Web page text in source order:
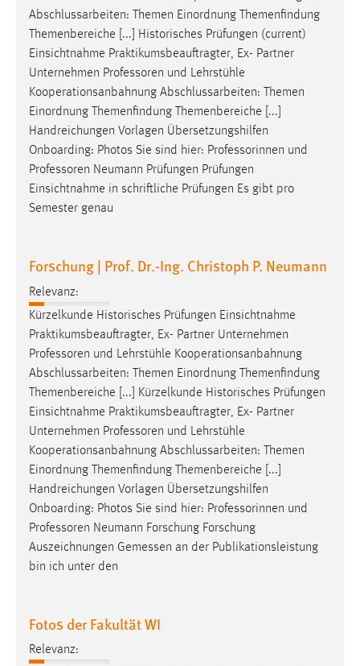
Abschlussarbeiten: Themen Einordnung Themenfindung
Themenbereiche [...] Historisches Prüfungen (current)
Einsichtnahme Praktikumsbeauftragter, Ex- Partner
Unternehmen Professoren und Lehrstühle
Kooperationsanbahnung Abschlussarbeiten: Themen
Einordnung Themenfindung Themenbereiche [...]
Handreichungen Vorlagen Übersetzungshilfen
Onboarding: Photos Sie sind hier: Professorinnen und
Professoren Neumann Prüfungen Prüfungen
Einsichtnahme in schriftliche Prüfungen Es gibt pro
Semester genau
Forschung | Prof. Dr.-Ing. Christoph P. Neumann
Relevanz:
Kürzelkunde Historisches Prüfungen Einsichtnahme
Praktikumsbeauftragter, Ex- Partner Unternehmen
Professoren und Lehrstühle Kooperationsanbahnung
Abschlussarbeiten: Themen Einordnung Themenfindung
Themenbereiche [...] Kürzelkunde Historisches Prüfungen
Einsichtnahme Praktikumsbeauftragter, Ex- Partner
Unternehmen Professoren und Lehrstühle
Kooperationsanbahnung Abschlussarbeiten: Themen
Einordnung Themenfindung Themenbereiche [...]
Handreichungen Vorlagen Übersetzungshilfen
Onboarding: Photos Sie sind hier: Professorinnen und
Professoren Neumann Forschung Forschung
Auszeichnungen Gemessen an der Publikationsleistung
bin ich unter den
Fotos der Fakultät WI
Relevanz:
EXTERNE MEDIEN
Um Inhalte von Videoplattformen und Social Media
Plattformen anzeigen zu können, werden von diesen
externen Medien Cookies gesetzt.
YouTube
Vimeo